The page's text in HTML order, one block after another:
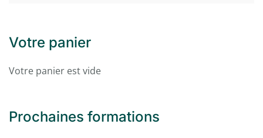
Votre panier
Votre panier est vide
Prochaines formations